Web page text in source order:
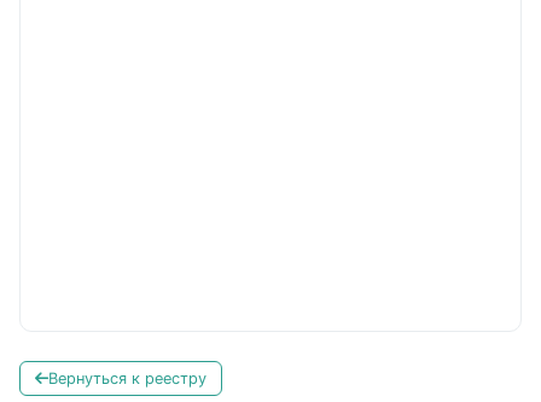
Вернуться к реестру